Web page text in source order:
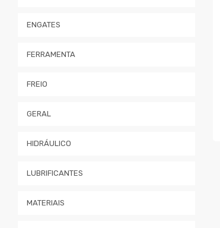
ENGATES
FERRAMENTA
FREIO
GERAL
HIDRÁULICO
LUBRIFICANTES
MATERIAIS